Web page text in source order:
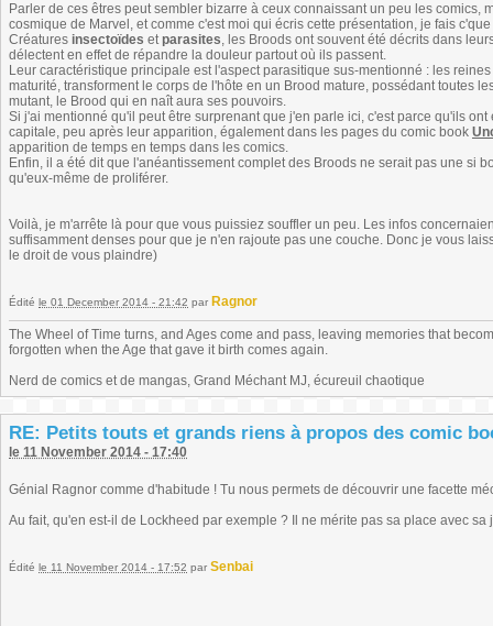
Parler de ces êtres peut sembler bizarre à ceux connaissant un peu les
cosmique de Marvel, et comme c'est moi qui écris cette présentation, je fais
Créatures insectoïdes etparasites, les Broods ont souvent été décrits dans
délectent en effet de répandre la douleur partout où ils passent.
Leur caractéristique principale est l'aspect parasitique sus-mentionné : les
maturité, transforment le corps de l'hôte en un Brood mature, possédant toutes
mutant, le Brood qui en naît aura ses pouvoirs.
Si j'ai mentionné qu'il peut être surprenant que j'en parle ici, c'est parce qu'ils
capitale, peu après leur apparition, également dans les pages du comic book
apparition de temps en temps dans les comics.
Enfin, il a été dit que l'anéantissement complet des Broods ne serait pas une si
qu'eux-même de proliférer.
Voilà, je m'arrête là pour que vous puissiez souffler un peu. Les infos
suffisamment denses pour que je n'en rajoute pas une couche. Donc je vous
le droit de vous plaindre)
Édité le 01 December 2014 - 21:42 par Ragnor
The Wheel of Time turns, and Ages come and pass, leaving memories that
forgotten when the Age that gave it birth comes again.
Nerd de comics et de mangas, Grand Méchant MJ, écureuil chaotique
RE: Petits touts et grands riens à propos des comic
le 11 November 2014 - 17:40
Génial Ragnor comme d'habitude ! Tu nous permets de découvrir une facette
Au fait, qu'en est-il de Lockheed par exemple ? Il ne mérite pas sa place avec
Édité le 11 November 2014 - 17:52 par Senbai